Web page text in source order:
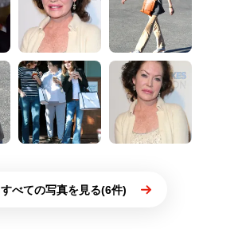
すべての写真を見る(6件)